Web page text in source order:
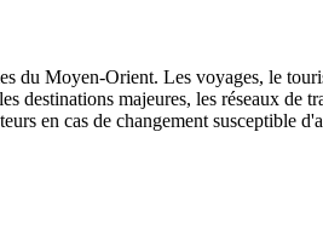
du Moyen-Orient. Les voyages, le
destinations majeures, les réseaux
en cas de changement susceptible